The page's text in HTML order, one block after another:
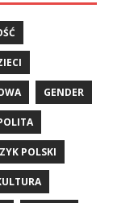
GENDER
POLSKI